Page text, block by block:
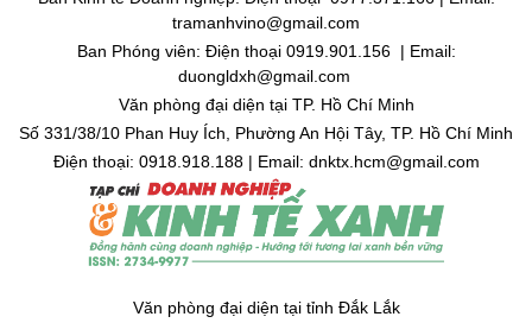
tramanhvino@gmail.com
Ban Phóng viên: Điện thoại 0919.901.156 | Email:
duongldxh@gmail.com
Văn phòng đại diện tại TP. Hồ Chí Minh
Số 331/38/10 Phan Huy Ích, Phường An Hội Tây, TP. Hồ Chí Minh
Điện thoại: 0918.918.188 | Email: dnktx.hcm@gmail.com
Văn phòng đại diện tại tỉnh Đắk Lắk